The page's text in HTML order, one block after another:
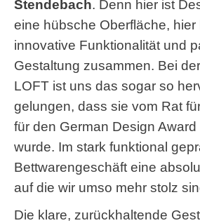
Stendebach. Denn hier ist
eine hübsche Oberfläche, hier
innovative Funktionalität und
Gestaltung zusammen. Bei
LOFT ist uns das sogar so
gelungen, dass sie vom Rat
für den German Design
wurde. Im stark funktional
Bettwarengeschäft eine
auf die wir umso mehr stolz
Die klare, zurückhaltende